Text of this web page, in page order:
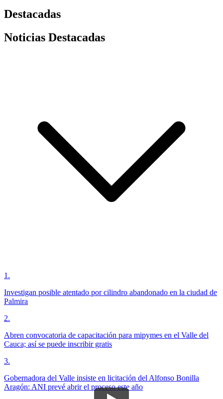
Destacadas
Noticias Destacadas
1 .
Investigan posible atentado por cilindro abandonado en la ciudad de
Palmira
2.
Abren convocatoria de capacitación para mipymes en el Valle del
Cauca; así se puede inscribir gratis
3.
Gobernadora del Valle insiste en licitación del Alfonso Bonilla
Aragón: ANI prevé abrir el proceso este año